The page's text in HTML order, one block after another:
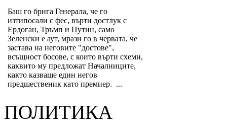
Баш го брига Генерала, че го
изтипосали с фес, върти достлук с
Ердоган, Тръмп и Путин, само
Зеленски е аут, мрази го в червата, че
застава на неговите "достове",
всъщност босове, с които върти схеми,
каквито му предложат Началниците,
както казваше един негов
предшественик като премиер. ...
ПОЛИТИКА